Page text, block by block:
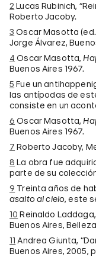
2 Lucas Rubinich,
Roberto Jacoby.
3 Oscar Masotta
Jorge Álvarez,
4 Oscar Masotta,
Buenos Aires 1967.
5 Fue un
las antípodas de
consiste en un
6 Oscar Masotta,
Buenos Aires 1967.
7 Roberto Jacoby,
8 La obra fue
parte de su
9 Treinta años de
asalto al cielo, este
10 Reinaldo
Buenos Aires,
11 Andrea Giunta,
Buenos Aires, 2005,